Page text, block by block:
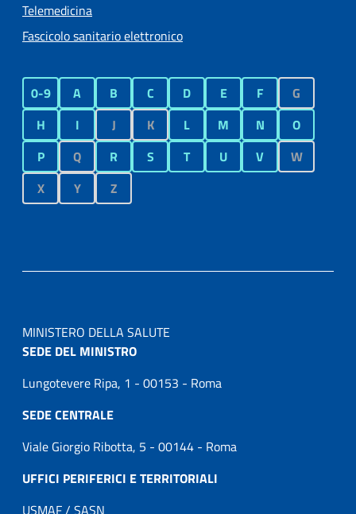
Telemedicina
Fascicolo sanitario elettronico
0-9 A B C D E F
G
H
I J K L M N
O
P
Q R S T U V
W
X
Y Z
MINISTERO DELLA SALUTE
SEDE DEL MINISTRO
Lungotevere Ripa, 1 - 00153 - Roma
SEDE CENTRALE
Viale Giorgio Ribotta, 5 - 00144 - Roma
UFFICI PERIFERICI E TERRITORIALI
USMAF / SASN